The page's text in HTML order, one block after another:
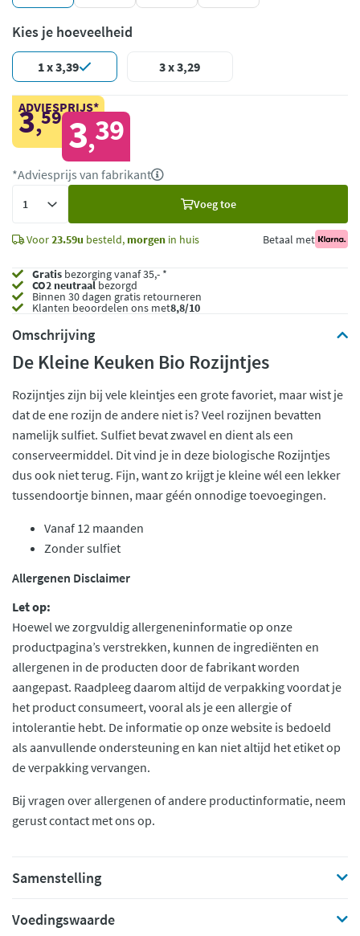
Kies je hoeveelheid
1 x 3,39 3 x 3,29
ADVIESPRIJS*
3,59 3,39
*Adviesprijs van fabrikant
Voeg toe
Voor23.59u besteld, morgen in huis Betaal met
Gratis bezorging vanaf 35,- *
CO2 neutraalbezorgd
Binnen 30 dagen gratis retourneren
Klanten beoordelen ons met8,8/10
Omschrijving
De Kleine Keuken Bio Rozijntjes
Rozijntjes zijn bij vele kleintjes een grote favoriet, maar wist je
dat de ene rozijn de andere niet is? Veel rozijnen bevatten
namelijk sulfiet. Sulfiet bevat zwavel en dient als een
conserveermiddel. Dit vind je in deze biologische Rozijntjes
dus ook niet terug. Fijn, want zo krijgt je kleine wél een lekker
tussendoortje binnen, maar géén onnodige toevoegingen.
Vanaf 12 maanden
Zonder sulfiet
Allergenen Disclaimer
Let op:
Hoewel we zorgvuldig allergeneninformatie op onze
productpagina’s verstrekken, kunnen de ingrediënten en
allergenen in de producten door de fabrikant worden
aangepast. Raadpleeg daarom altijd de verpakking voordat je
het product consumeert, vooral als je een allergie of
intolerantie hebt. De informatie op onze website is bedoeld
als aanvullende ondersteuning en kan niet altijd het etiket op
de verpakking vervangen.
Bij vragen over allergenen of andere productinformatie, neem
gerust contact met ons op.
Samenstelling
Voedingswaarde